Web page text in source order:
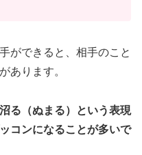
ができると、相手のこと
あります。
る（ぬまる）という表現
コンになることが多いで